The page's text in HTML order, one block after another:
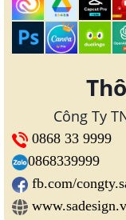
Công Ty
0868 33 9999
0868339999
fb.com/